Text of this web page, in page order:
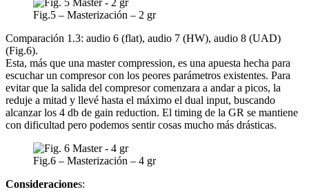
Fig.5 – Masterización – 2 gr
Comparación 1.3: audio 6 (flat), audio 7 (HW), audio 8 (UAD)
(Fig.6).
Esta, más que una master compression, es una apuesta hecha para
escuchar un compresor con los peores parámetros existentes. Para
evitar que la salida del compresor comenzara a andar a picos, la
reduje a mitad y llevé hasta el máximo el dual input, buscando
alcanzar los 4 db de gain reduction. El timing de la GR se mantiene
con dificultad pero podemos sentir cosas mucho más drásticas.
Fig.6 – Masterización – 4 gr
Consideraciones: